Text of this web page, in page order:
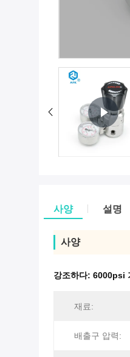
사양 설명
사양
강조하다: 6000psi
재료:
배출구 압력: